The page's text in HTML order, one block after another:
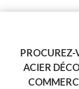
PROCUREZ-
ACIER